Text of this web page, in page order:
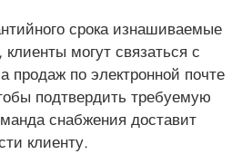
срока изнашиваемые
могут связаться с
продаж по электронной почте
подтвердить требуемую
снабжения доставит
клиенту.